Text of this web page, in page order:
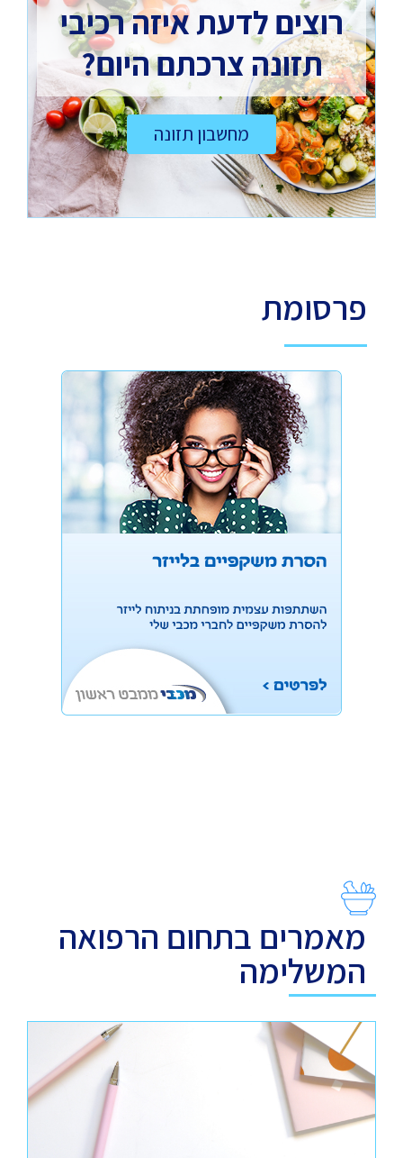
רוצים לדעת איזה רכיבי
תזונה צרכתם היום?
מחשבון תזונה
פרסומת
מאמרים בתחום הרפואה
המשלימה